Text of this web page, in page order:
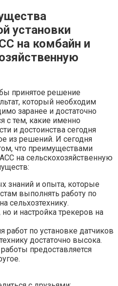
установки
на комбайн и
принятое решение
который необходим
заранее и достаточно
с тем, какие именно
и достоинства сегодня
из решений. И сегодня
что преимуществами
на сельскохозяйственную
знаний и опыта, которые
выполнять работу по
сельхозтехнику.
и настройка трекеров на
работ по установке датчиков
достаточно высока.
предоставляется